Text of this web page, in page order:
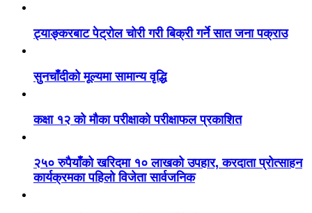
ट्याङ्करबाट पेट्रोल चोरी गरी बिक्री गर्ने सात जना पक्राउ
सुनचाँदीको मूल्यमा सामान्य वृद्धि
कक्षा १२ को मौका परीक्षाको परीक्षाफल प्रकाशित
२५० रुपैयाँको खरिदमा १० लाखको उपहार, करदाता प्रोत्साहन
कार्यक्रमका पहिलो विजेता सार्वजनिक